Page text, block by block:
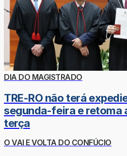
DIA DO MAGISTRADO
TRE-RO não terá
segunda-feira e retoma
terça
O VAI E VOLTA DO CONFÚCIO